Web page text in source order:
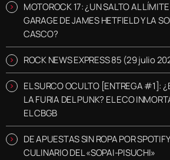
MOTOROCK 17: ¿UN SALTO AL
GARAGE DE JAMES HETFIELD Y LA
CASCO?
ROCK NEWS EXPRESS 85 (29 julio
EL SURCO OCULTO [ENTREGA #1]:
LA FURIA DEL PUNK? EL ECO
EL CBGB
DE APUESTAS SIN ROPA POR
CULINARIO DEL «SOPAI-PISUCHI»